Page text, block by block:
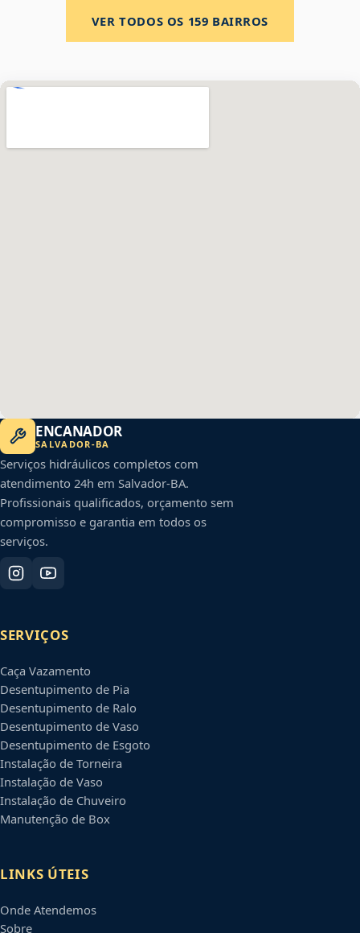
VER TODOS OS 159 BAIRROS
ENCANADOR
SALVADOR-BA
Serviços hidráulicos completos com
atendimento 24h em Salvador-BA.
Profissionais qualificados, orçamento sem
compromisso e garantia em todos os
serviços.
SERVIÇOS
Caça Vazamento
Desentupimento de Pia
Desentupimento de Ralo
Desentupimento de Vaso
Desentupimento de Esgoto
Instalação de Torneira
Instalação de Vaso
Instalação de Chuveiro
Manutenção de Box
LINKS ÚTEIS
Onde Atendemos
Sobre